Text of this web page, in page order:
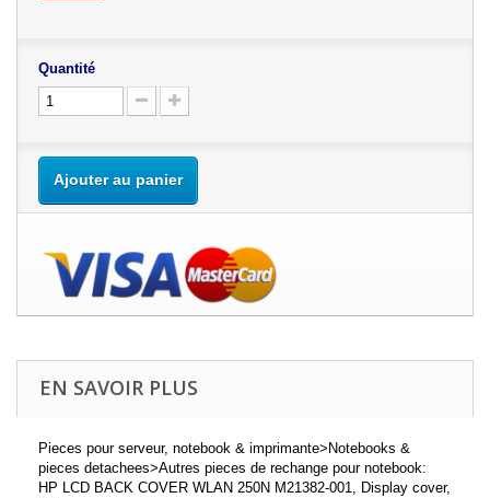
Quantité
Ajouter au panier
EN SAVOIR PLUS
Pieces pour serveur, notebook & imprimante>Notebooks &
pieces detachees>Autres pieces de rechange pour notebook:
HP LCD BACK COVER WLAN 250N M21382-001, Display cover,